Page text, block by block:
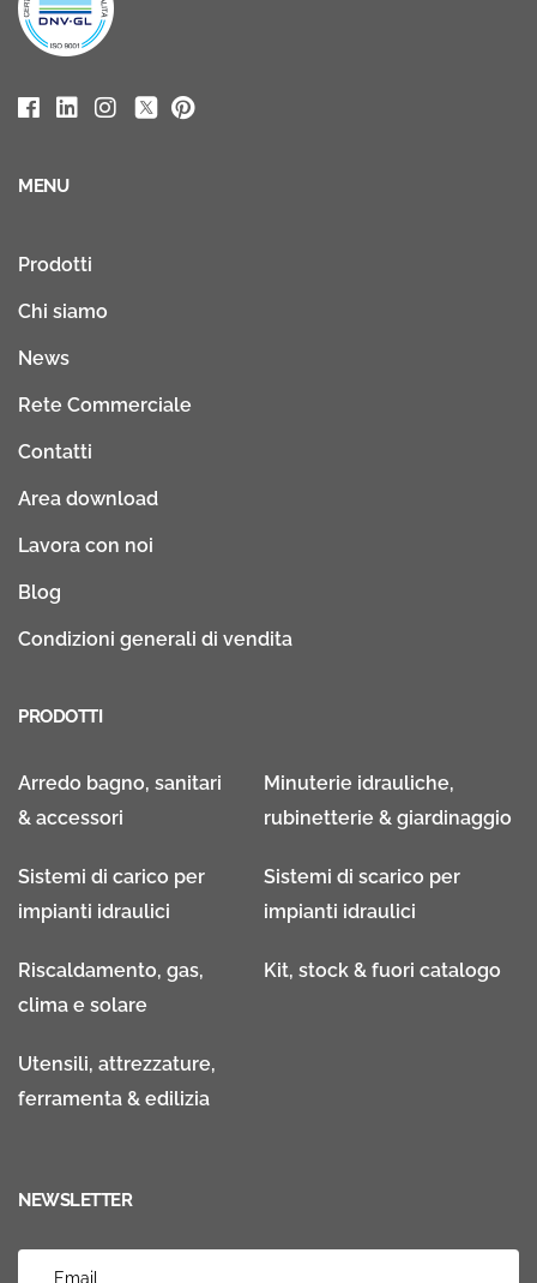
MENU
Prodotti
Chi siamo
News
Rete Commerciale
Contatti
Area download
Lavora con noi
Blog
Condizioni generali di vendita
PRODOTTI
Arredo bagno, sanitari
& accessori
Minuterie idrauliche,
rubinetterie & giardinaggio
Sistemi di carico per
impianti idraulici
Sistemi di scarico per
impianti idraulici
Riscaldamento, gas,
clima e solare
Kit, stock & fuori catalogo
Utensili, attrezzature,
ferramenta & edilizia
NEWSLETTER